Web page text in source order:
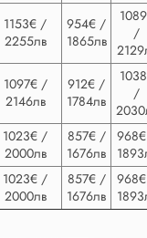
1153€ /
2255лв
954€ /
1865лв
/
1097€ /
2146лв
912€ /
1784лв
/
1023€ /
2000лв
857€ /
1676лв
1023€ /
2000лв
857€ /
1676лв